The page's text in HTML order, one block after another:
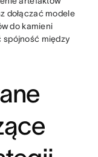
dołączać modele
do kamieni
spójność między